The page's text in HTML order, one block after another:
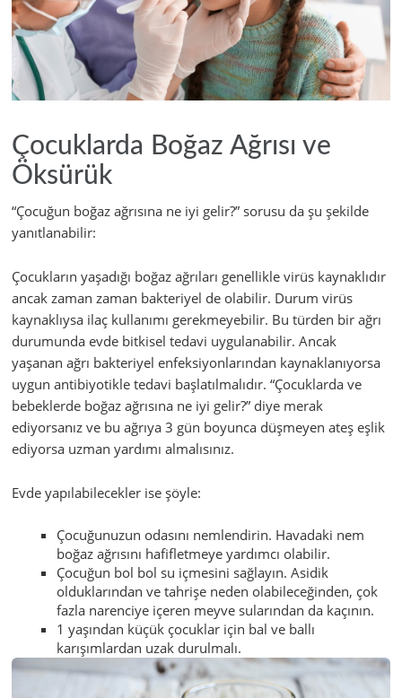
Çocuklarda Boğaz Ağrısı ve
Öksürük
“Çocuğun boğaz ağrısına ne iyi gelir?” sorusu da şu şekilde
yanıtlanabilir:
Çocukların yaşadığı boğaz ağrıları genellikle virüs kaynaklıdır
ancak zaman zaman bakteriyel de olabilir. Durum virüs
kaynaklıysa ilaç kullanımı gerekmeyebilir. Bu türden bir ağrı
durumunda evde bitkisel tedavi uygulanabilir. Ancak
yaşanan ağrı bakteriyel enfeksiyonlarından kaynaklanıyorsa
uygun antibiyotikle tedavi başlatılmalıdır. “Çocuklarda ve
bebeklerde boğaz ağrısına ne iyi gelir?” diye merak
ediyorsanız ve bu ağrıya 3 gün boyunca düşmeyen ateş eşlik
ediyorsa uzman yardımı almalısınız.
Evde yapılabilecekler ise şöyle:
Çocuğunuzun odasını nemlendirin. Havadaki nem
boğaz ağrısını hafifletmeye yardımcı olabilir.
Çocuğun bol bol su içmesini sağlayın. Asidik
olduklarından ve tahrişe neden olabileceğinden, çok
fazla narenciye içeren meyve sularından da kaçının.
1 yaşından küçük çocuklar için bal ve ballı
karışımlardan uzak durulmalı.